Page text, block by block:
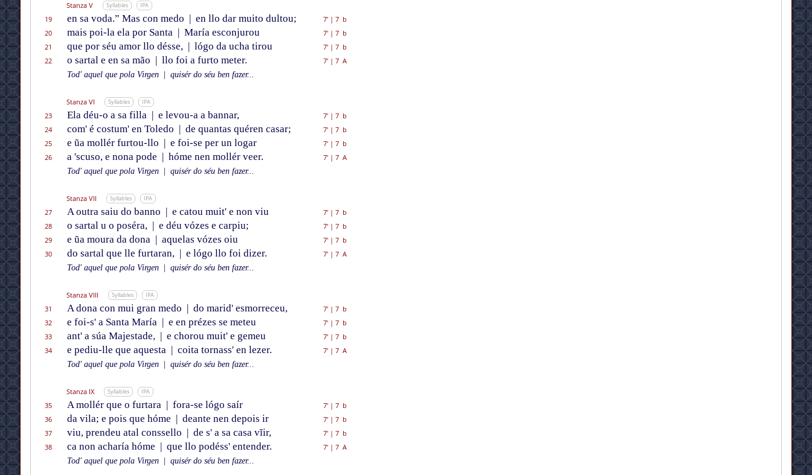
Stanza V Syllables IPA
19 en sa voda.” Mas con medo | en llo dar muito dultou; 7'| 7 b
20
mais poi-la ela por Santa | María esconjurou 7'| 7 b
21
que por séu amor llo désse, | lógo da ucha tirou 7'| 7 b
22
o sartal e en sa mão | llo foi a furto meter. 7'| 7 A
Tod' aquel que pola Virgen
quisér do séu ben fazer...
Stanza VI Syllables IPA
23 Ela déu-o a sa filla | e levou-a a bannar, 7'| 7 b
24
com' é costum' en Toledo | de quantas quéren casar; 7'| 7 b
25
e ũa mollér furtou-llo | e foi-se per un logar 7'| 7 b
26
a 'scuso, e nona pode | hóme nen mollér veer. 7'| 7 A
Tod' aquel que pola Virgen
quisér do séu ben fazer...
Stanza VII Syllables IPA
27 A outra saiu do banno | e catou muit' e non viu 7'| 7 b
28
o sartal u o poséra, | e déu vózes e carpiu; 7'| 7 b
29
e ũa moura da dona | aquelas vózes oiu 7'| 7 b
30
do sartal que lle furtaran, | e lógo llo foi dizer. 7'| 7 A
Tod' aquel que pola Virgen
quisér do séu ben fazer...
Stanza VIII Syllables IPA
31 A dona con mui gran medo | do marid' esmorreceu, 7'| 7 b
32
e foi-s' a Santa María | e en prézes se meteu 7'| 7 b
33
ant' a súa Majestade, | e chorou muit' e gemeu 7'| 7 b
34
e pediu-lle que aquesta | coita tornass' en lezer. 7'| 7 A
Tod' aquel que pola Virgen
quisér do séu ben fazer...
Stanza IX Syllables IPA
35 A mollér que o furtara | fora-se lógo saír 7'| 7 b
36
da vila; e pois que hóme | deante nen depois ir 7'| 7 b
37
viu, prendeu atal conssello | de s' a sa casa vĩir, 7'| 7 b
38
ca non acharía hóme | que llo podéss' entender. 7'| 7 A
Tod' aquel que pola Virgen
quisér do séu ben fazer...